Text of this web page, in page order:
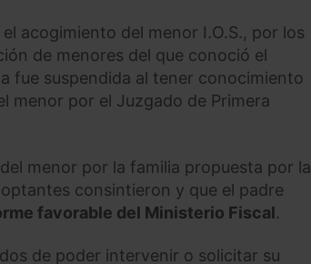
acogimiento del menor I.O.S., por los
de menores del que conoció el
fue suspendida al tener conocimiento
menor por el Juzgado de Primera
menor por la familia propuesta por la
consintieron y que el padre
favorable del Ministerio Fiscal.
de poder intervenir o solicitar su